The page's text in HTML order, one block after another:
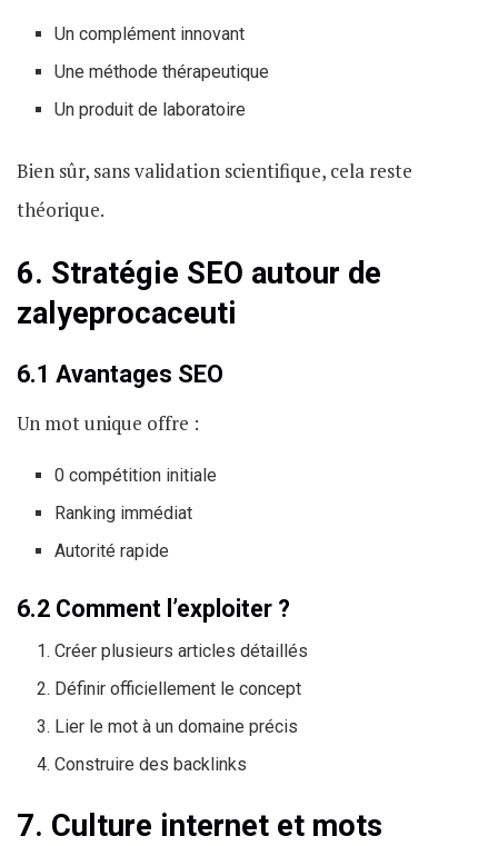
Un complément innovant
Une méthode thérapeutique
Un produit de laboratoire
Bien sûr, sans validation scientifique, cela reste
théorique.
6. Stratégie SEO autour de
zalyeprocaceuti
6.1 Avantages SEO
Un mot unique offre :
0 compétition initiale
Ranking immédiat
Autorité rapide
6.2 Comment l’exploiter ?
Créer plusieurs articles détaillés
Définir officiellement le concept
Lier le mot à un domaine précis
Construire des backlinks
7. Culture internet et mots